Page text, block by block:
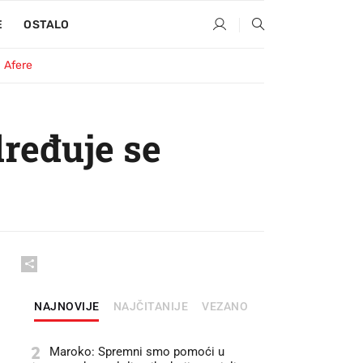
OSTALO
Afere
se
NAJNOVIJE NAJČITANIJE VEZANO
2
Maroko: Spremni smo pomoći u